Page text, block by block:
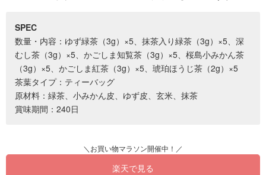
SPEC
数量・内容：ゆず緑茶（3g）×5、抹茶入り緑茶（3g）×5、深
むし茶（3g）×5、かごしま知覧茶（3g）×5、桜島小みかん茶
（3g）×5、かごしま紅茶（3g）×5、琥珀ほうじ茶（2g）×5
茶葉タイプ：ティーバッグ
原材料：緑茶、小みかん皮、ゆず皮、玄米、抹茶
賞味期間：240日
楽天で見る